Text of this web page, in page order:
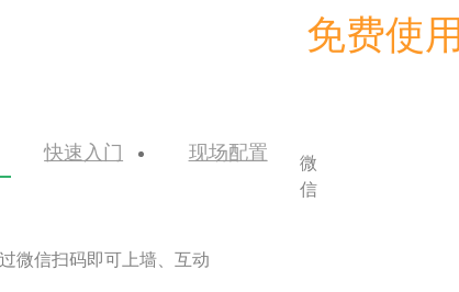
免费使用
快速入门 现场配置
微
信
微信扫码即可上墙、互动